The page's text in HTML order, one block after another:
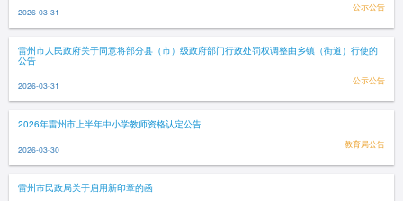
2026-03-31 公示公告
雷州市人民政府关于同意将部分县（市）级政府部门行政处罚权调整由乡镇（街道）行使的
公告
2026-03-31 公示公告
2026年雷州市上半年中小学教师资格认定公告
2026-03-30 教育局公告
雷州市民政局关于启用新印章的函